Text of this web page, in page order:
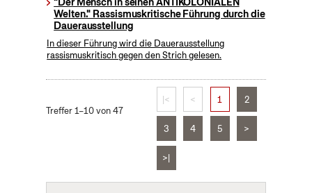
Welten." Rassismuskritische Führung durch die
Dauerausstellung
In dieser Führung wird die Dauerausstellung
rassismuskritisch gegen den Strich gelesen.
Treffer 1–10 von 47
|< < 1 2
3 4 5 >
>|